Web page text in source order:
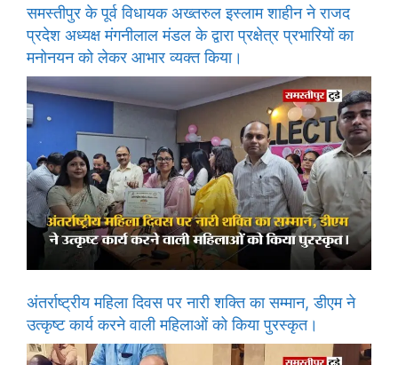
समस्तीपुर के पूर्व विधायक अख्तरुल इस्लाम शाहीन ने राजद
प्रदेश अध्यक्ष मंगनीलाल मंडल के द्वारा प्रक्षेत्र प्रभारियों का
मनोनयन को लेकर आभार व्यक्त किया।
अंतर्राष्ट्रीय महिला दिवस पर नारी शक्ति का सम्मान, डीएम ने
उत्कृष्ट कार्य करने वाली महिलाओं को किया पुरस्कृत।